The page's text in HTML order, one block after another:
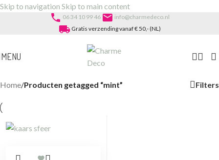
Skip to navigation Skip to main content
phone 06 34 10 99 46 email info@charmedeco.nl
local_shipping Gratis verzending vanaf € 50,- (NL)
MENU
Home/Producten getagged “mint” Filters